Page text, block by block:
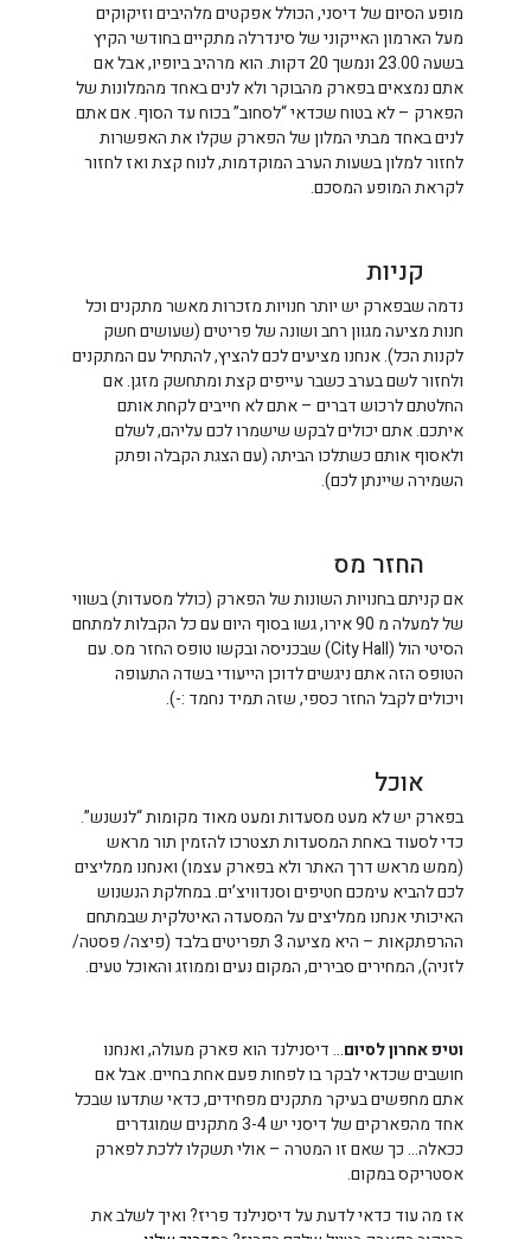
מופע הסיום של דיסני, הכולל אפקטים מלהיבים וזיקוקים
מעל הארמון האייקוני של סינדרלה מתקיים בחודשי הקיץ
בשעה 23.00 ונמשך 20 דקות. הוא מרהיב ביופיו, אבל אם
אתם נמצאים בפארק מהבוקר ולא לנים באחד מהמלונות של
הפארק – לא בטוח שכדאי “לסחוב” בכוח עד הסוף. אם אתם
לנים באחד מבתי המלון של הפארק שקלו את האפשרות
לחזור למלון בשעות הערב המוקדמות, לנוח קצת ואז לחזור
לקראת המופע המסכם.
קניות
נדמה שבפארק יש יותר חנויות מזכרות מאשר מתקנים וכל
חנות מציעה מגוון רחב ושונה של פריטים (שעושים חשק
לקנות הכל). אנחנו מציעים לכם להציץ, להתחיל עם המתקנים
ולחזור לשם בערב כשבר עייפים קצת ומתחשק מזגן. אם
החלטתם לרכוש דברים – אתם לא חייבים לקחת אותם
איתכם. אתם יכולים לבקש שישמרו לכם עליהם, לשלם
ולאסוף אותם כשתלכו הביתה (עם הצגת הקבלה ופתק
השמירה שיינתן לכם).
החזר מס
אם קניתם בחנויות השונות של הפארק (כולל מסעדות) בשווי
של למעלה מ 90 אירו, גשו בסוף היום עם כל הקבלות למתחם
הסיטי הול (City Hall) שבכניסה ובקשו טופס החזר מס. עם
הטופס הזה אתם ניגשים לדוכן הייעודי בשדה התעופה
ויכולים לקבל החזר כספי, שזה תמיד נחמד :-).
אוכל
בפארק יש לא מעט מסעדות ומעט מאוד מקומות “לנשנש”.
כדי לסעוד באחת המסעדות תצטרכו להזמין תור מראש
(ממש מראש דרך האתר ולא בפארק עצמו) ואנחנו ממליצים
לכם להביא עימכם חטיפים וסנדוויצ’ים. במחלקת הנשנוש
האיכותי אנחנו ממליצים על המסעדה האיטלקית שבמתחם
ההרפתקאות – היא מציעה 3 תפריטים בלבד (פיצה/ פסטה/
לזניה), המחירים סבירים, המקום נעים וממוזג והאוכל טעים.
וטיפ אחרון לסיום… דיסנילנד הוא פארק מעולה, ואנחנו
חושבים שכדאי לבקר בו לפחות פעם אחת בחיים. אבל אם
אתם מחפשים בעיקר מתקנים מפחידים, כדאי שתדעו שבכל
אחד מהפארקים של דיסני יש 3-4 מתקנים שמוגדרים
ככאלה… כך שאם זו המטרה – אולי תשקלו ללכת לפארק
אסטריקס במקום.
אז מה עוד כדאי לדעת על דיסנילנד פריז? ואיך לשלב את